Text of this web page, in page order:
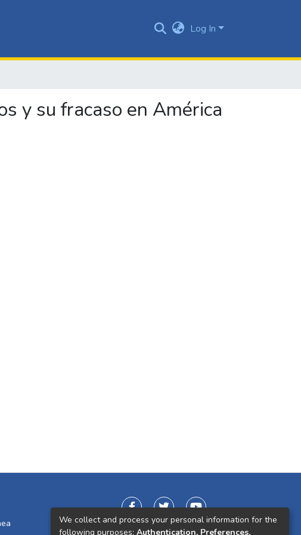
Log In
y su fracaso en América
We collect and process your personal information for the
following purposes: Authentication, Preferences,